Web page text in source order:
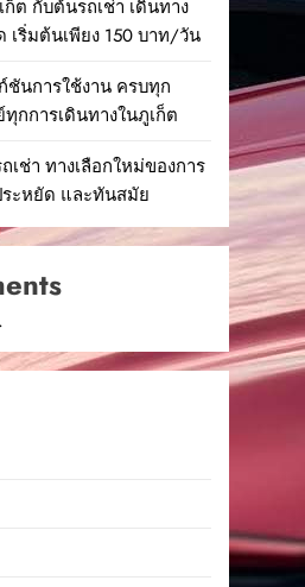
ต กับต้นรถเช่า เดินทาง
เริ่มต้นเพียง 150 บาท/วัน
ชันการใช้งาน ครบทุก
กการเดินทางในภูเก็ต
เช่า ทางเลือกใหม่ของการ
ระหยัด และทันสมัย